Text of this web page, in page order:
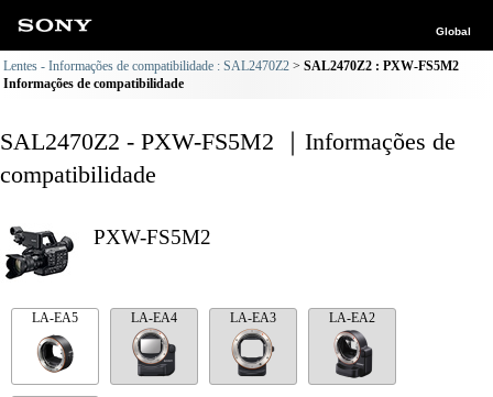
Global
Lentes - Informações de compatibilidade : SAL2470Z2
SAL2470Z2 : PXW-FS5M2
Informações de compatibilidade
SAL2470Z2 - PXW-FS5M2 ｜Informações de
compatibilidade
PXW-FS5M2
LA-EA5 LA-EA4 LA-EA3 LA-EA2